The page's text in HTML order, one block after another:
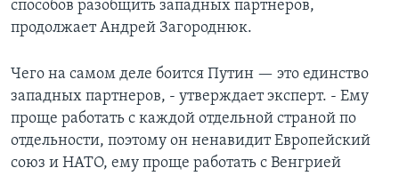
способов разобщить западных партнеров,
продолжает Андрей Загороднюк.
Чего на самом деле боится Путин — это единство
западных партнеров, - утверждает эксперт. - Ему
проще работать с каждой отдельной страной по
отдельности, поэтому он ненавидит Европейский
союз и НАТО, ему проще работать с Венгрией